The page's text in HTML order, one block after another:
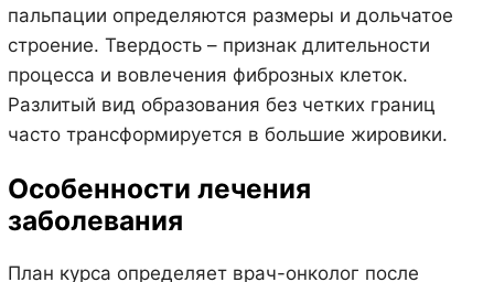
пальпации определяются размеры и дольчатое
строение. Твердость – признак длительности
процесса и вовлечения фиброзных клеток.
Разлитый вид образования без четких границ
часто трансформируется в большие жировики.
Особенности лечения
заболевания
План курса определяет врач-онколог после